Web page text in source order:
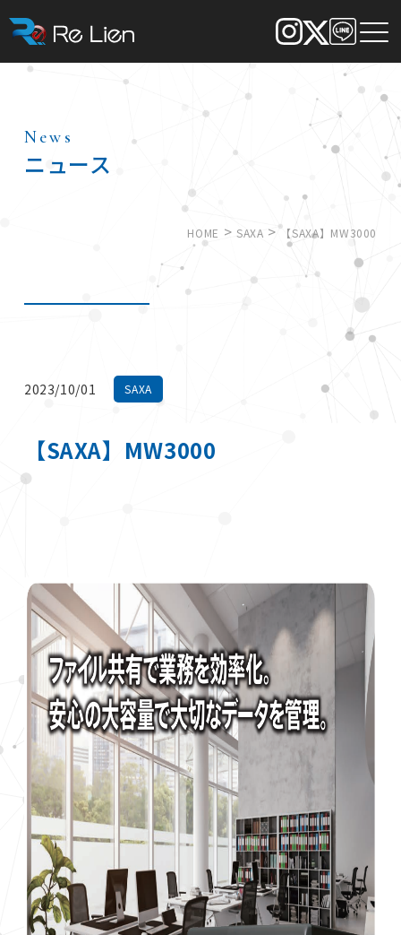
News
ニュース
HOME > SAXA >【SAXA】MW3000
2023/10/01 SAXA
【SAXA】MW3000